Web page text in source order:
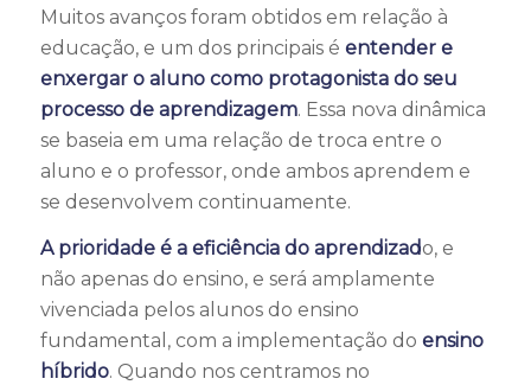
Muitos avanços foram obtidos em relação à
educação, e um dos principais é entender e
enxergar o aluno como protagonista do seu
processo de aprendizagem. Essa nova dinâmica
se baseia em uma relação de troca entre o
aluno e o professor, onde ambos aprendem e
se desenvolvem continuamente.
A prioridade é a eficiência do aprendizado, e
não apenas do ensino, e será amplamente
vivenciada pelos alunos do ensino
fundamental, com a implementação do ensino
híbrido. Quando nos centramos no